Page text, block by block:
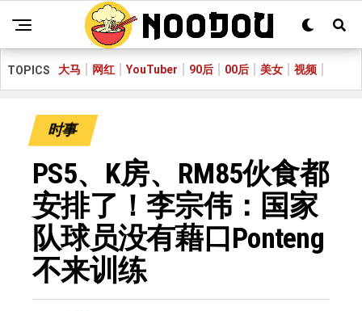
TOPICS 大马 网红 YouTuber 90后 00后 美女 视频
时事
PS5、K房、RM85伙食都
安排了！李宗伟：国家
队球员没有藉口Ponteng
不来训练